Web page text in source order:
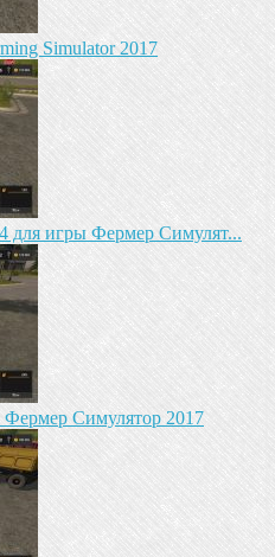
Simulator 2017
игры Фермер Симулят...
Симулятор 2017